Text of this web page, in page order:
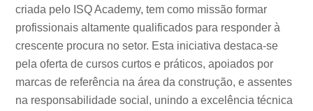
criada pelo ISQ Academy, tem como missão formar
profissionais altamente qualificados para responder à
crescente procura no setor. Esta iniciativa destaca-se
pela oferta de cursos curtos e práticos, apoiados por
marcas de referência na área da construção, e assentes
na responsabilidade social, unindo a excelência técnica